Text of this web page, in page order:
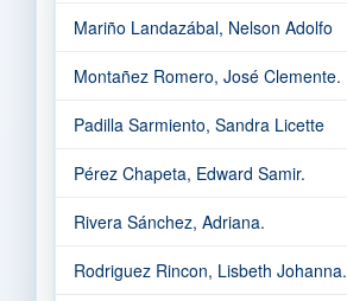
Mariño Landazábal, Nelson Adolfo
Montañez Romero, José Clemente.
Padilla Sarmiento, Sandra Licette
Pérez Chapeta, Edward Samir.
Rivera Sánchez, Adriana.
Rodriguez Rincon, Lisbeth Johanna.